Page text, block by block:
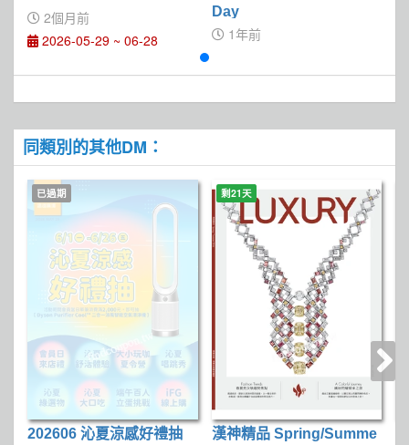
2個月前
2026-05-29 ~ 06-28
Day
1年前
同類別的其他DM：
已過期
202606 沁夏涼感好禮抽
剩21天
漢神精品 Spring/Summe